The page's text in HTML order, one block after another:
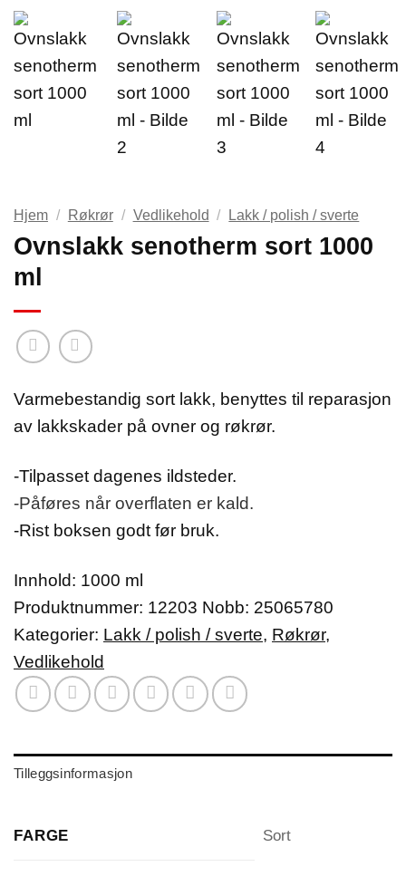
Hjem / Røkrør / Vedlikehold / Lakk / polish / sverte
Ovnslakk senotherm sort 1000
ml
Varmebestandig sort lakk, benyttes til reparasjon
av lakkskader på ovner og røkrør.
-Tilpasset dagenes ildsteder.
-Påføres når overflaten er kald.
-Rist boksen godt før bruk.
Innhold: 1000 ml
Produktnummer: 12203 Nobb: 25065780
Kategorier: Lakk / polish / sverte, Røkrør,
Vedlikehold
Tilleggsinformasjon
FARGE Sort